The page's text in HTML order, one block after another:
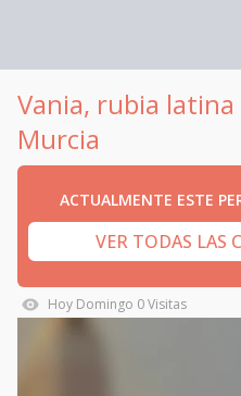
Vania, rubia
Murcia
ACTUALMENTE ESTE
VER TODAS LAS
Hoy Domingo 0Visitas